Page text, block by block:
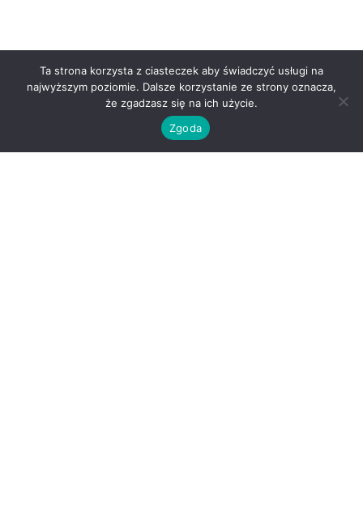
Ta strona korzysta z ciasteczek aby świadczyć usługi na
najwyższym poziomie. Dalsze korzystanie ze strony oznacza,
że zgadzasz się na ich użycie.
Zgoda